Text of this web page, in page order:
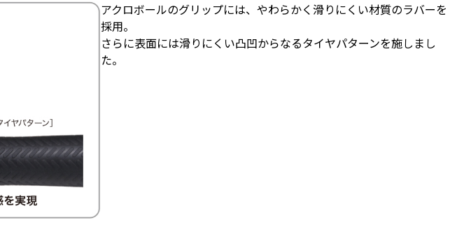
アクロボールのグリップには、やわらかく滑りにくい材質のラバーを
採用。
さらに表面には滑りにくい凸凹からなるタイヤパターンを施しまし
た。